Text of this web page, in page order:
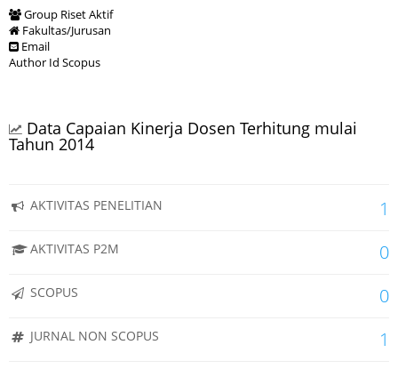
Group Riset Aktif
Fakultas/Jurusan
Email
Author Id Scopus
Data Capaian Kinerja Dosen Terhitung mulai
Tahun 2014
AKTIVITAS PENELITIAN 1
AKTIVITAS P2M 0
SCOPUS 0
JURNAL NON SCOPUS 1